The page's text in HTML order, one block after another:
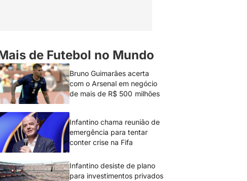
de Futebol no Mundo
Bruno Guimarães acerta
com o Arsenal em negócio
de mais de R$ 500 milhões
Infantino chama reunião de
emergência para tentar
conter crise na Fifa
Infantino desiste de plano
para investimentos privados